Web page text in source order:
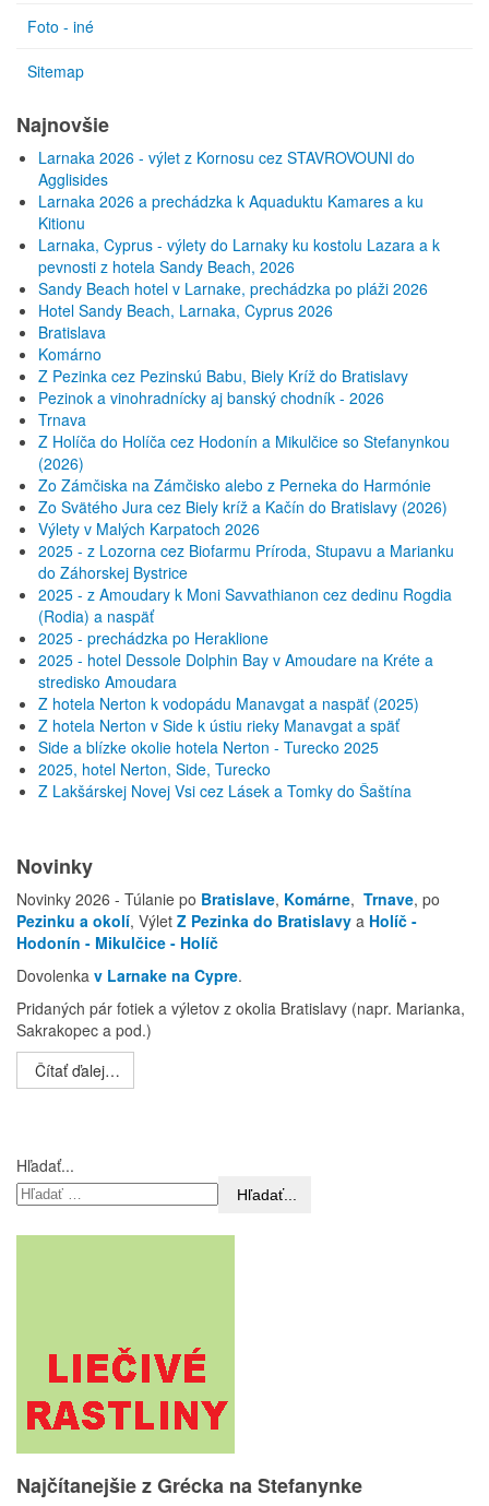
Foto - iné
Sitemap
Najnovšie
Larnaka 2026 - výlet z Kornosu cez STAVROVOUNI do
Agglisides
Larnaka 2026 a prechádzka k Aquaduktu Kamares a ku
Kitionu
Larnaka, Cyprus - výlety do Larnaky ku kostolu Lazara a k
pevnosti z hotela Sandy Beach, 2026
Sandy Beach hotel v Larnake, prechádzka po pláži 2026
Hotel Sandy Beach, Larnaka, Cyprus 2026
Bratislava
Komárno
Z Pezinka cez Pezinskú Babu, Biely Kríž do Bratislavy
Pezinok a vinohradnícky aj banský chodník - 2026
Trnava
Z Holíča do Holíča cez Hodonín a Mikulčice so Stefanynkou
(2026)
Zo Zámčiska na Zámčisko alebo z Perneka do Harmónie
Zo Svätého Jura cez Biely kríž a Kačín do Bratislavy (2026)
Výlety v Malých Karpatoch 2026
2025 - z Lozorna cez Biofarmu Príroda, Stupavu a Marianku
do Záhorskej Bystrice
2025 - z Amoudary k Moni Savvathianon cez dedinu Rogdia
(Rodia) a naspäť
2025 - prechádzka po Heraklione
2025 - hotel Dessole Dolphin Bay v Amoudare na Kréte a
stredisko Amoudara
Z hotela Nerton k vodopádu Manavgat a naspäť (2025)
Z hotela Nerton v Side k ústiu rieky Manavgat a späť
Side a blízke okolie hotela Nerton - Turecko 2025
2025, hotel Nerton, Side, Turecko
Z Lakšárskej Novej Vsi cez Lásek a Tomky do Šaštína
Novinky
Novinky 2026 - Túlanie po Bratislave, Komárne, Trnave, po
Pezinku a okolí, Výlet Z Pezinka do Bratislavy a Holíč -
Hodonín - Mikulčice - Holíč
Dovolenka v Larnake na Cypre.
Pridaných pár fotiek a výletov z okolia Bratislavy (napr. Marianka,
Sakrakopec a pod.)
Čítať ďalej…
Hľadať...
Hľadať...
Najčítanejšie z Grécka na Stefanynke